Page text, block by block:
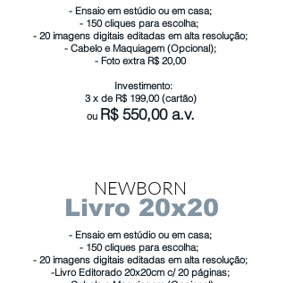
- Ensaio em estúdio ou em casa;
- 150 cliques para escolha;
- 20 imagens digitais editadas em alta resolução;
- Cabelo e Maquiagem (Opcional);
- Foto extra R$ 20,00
Investimento:
3 x de R$ 199,00 (cartão)
ou R$ 550,00 a.v.
NEWBORN
Livro 20x20
- Ensaio em estúdio ou em casa;
- 150 cliques para escolha;
- 20 imagens digitais editadas em alta resolução;
-Livro Editorado 20x20cm c/ 20 páginas;